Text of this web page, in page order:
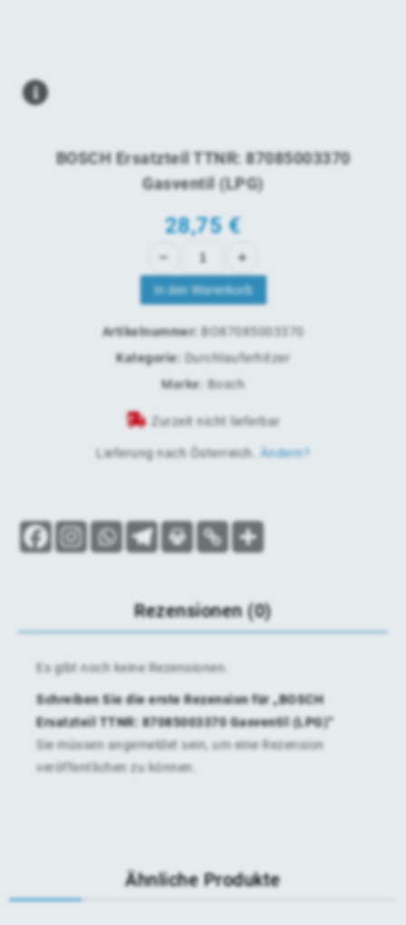
BOSCH Ersatzteil TTNR: 87085003370
Gasventil (LPG)
28,75€
In den Warenkorb
Artikelnummer: BO87085003370
Kategorie:
Durchlauferhitzer
Marke:
Bosch
Zurzeit nicht lieferbar
Lieferung nach Österreich Ändern?
Rezensionen (0)
Es gibt noch keine Rezensionen.
Schreiben Sie die erste Rezension für „BOSCH
Ersatzteil TTNR: 87085003370 Gasventil (LPG)“
Sie müssen angemeldet sein, um eine Rezension
veröffentlichen zu können.
Ähnliche Produkte